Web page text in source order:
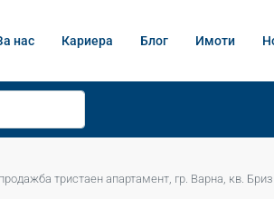
нас Кариера Блог Имоти
тристаен апартамент, гр. Варна, кв. Бриз